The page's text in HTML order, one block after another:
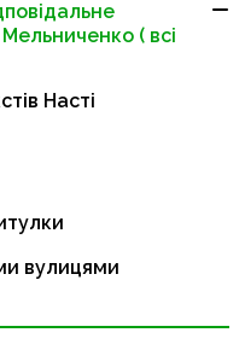
( всі
Насті
вулицями